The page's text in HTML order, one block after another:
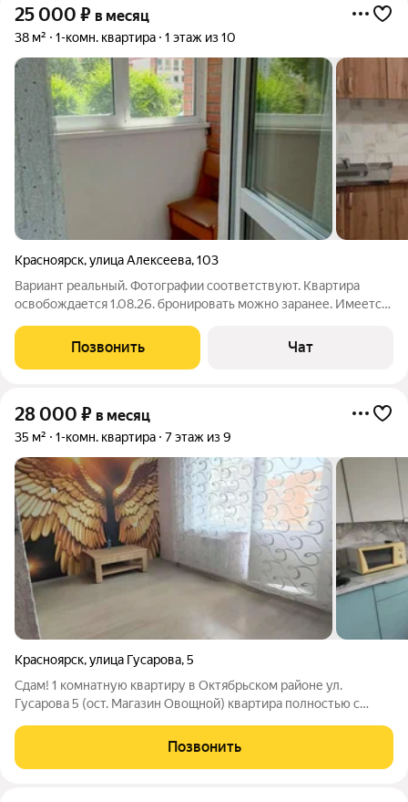
25 000 ₽ в месяц
38 м² 1-комн. квартира 1 этаж из 10
Красноярск,улица Алексеева,103
Вариант реальный. Фотографии соответствуют. Квартира
освобождается 1.08.26. бронировать можно заранее. Имеется
стиральная машинка и всё что на фото. В шаговой доступности
магазины, остановка, ТРЦ
Позвонить Чат
28 000 ₽ в месяц
35 м² 1-комн. квартира 7 этаж из 9
Красноярск,улица Гусарова,5
Сдам! 1 комнатную квартиру в Октябрьском районе ул.
Гусарова 5 (ост. Магазин Овощной) квартира полностью с
не была, сделан косметический ремонт, имеется кух. гарнитур,
плита, свч,
Позвонить